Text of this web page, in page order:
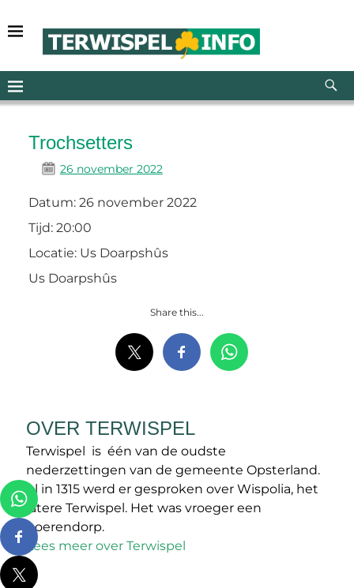
Trochsetters
26 november 2022
Datum: 26 november 2022
Tijd: 20:00
Locatie: Us Doarpshûs
Us Doarpshûs
Share this...
OVER TERWISPEL
Terwispel is één van de oudste
nederzettingen van de gemeente Opsterland.
Al in 1315 werd er gesproken over Wispolia, het
latere Terwispel. Het was vroeger een
boerendorp.
Lees meer over Terwispel